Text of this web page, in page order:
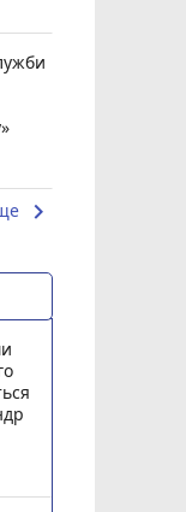
keyboard_arrow_right